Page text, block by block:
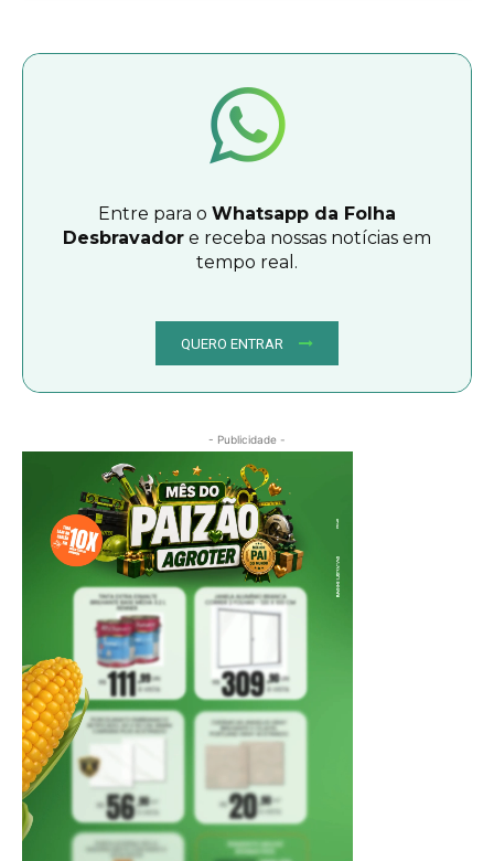
Entre para o Whatsapp da Folha
Desbravador e receba nossas notícias em
tempo real.
QUERO ENTRAR
- Publicidade -